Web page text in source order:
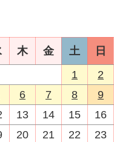
木 金 土
日
1
2
6 7 8
9
13 14 15
16
20 21 22
23